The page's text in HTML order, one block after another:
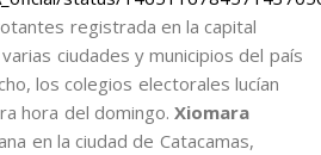
registrada en la capital
ciudades y municipios del país
los colegios electorales lucían
hora del domingo.Xiomara
en la ciudad de Catacamas,